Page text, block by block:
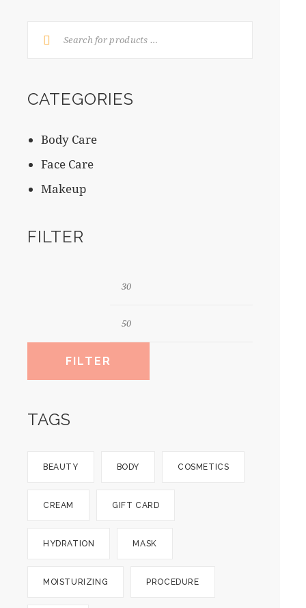
CATEGORIES
Body Care
Face Care
Makeup
FILTER
FILTER
TAGS
BEAUTY BODY COSMETICS
CREAM GIFT CARD
HYDRATION MASK
MOISTURIZING PROCEDURE